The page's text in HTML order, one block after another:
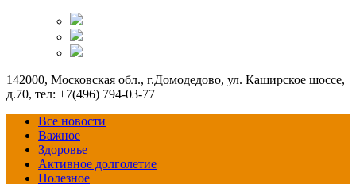
142000, Московская обл., г.Домодедово, ул. Каширское шоссе,
д.70, тел: +7(496) 794-03-77
Все новости
Важное
Здоровье
Активное долголетие
Полезное